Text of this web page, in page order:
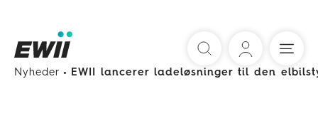
Nyheder EWII lancerer ladeløsninger til den